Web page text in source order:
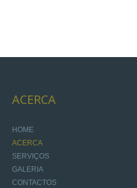
ACERCA
HOME
ACERCA
SERVIÇOS
GALERIA
CONTACTOS